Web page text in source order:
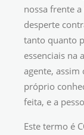
nossa frente
desperte
tanto quanto
essenciais na
agente, assim
próprio
feita, e a
Este termo é